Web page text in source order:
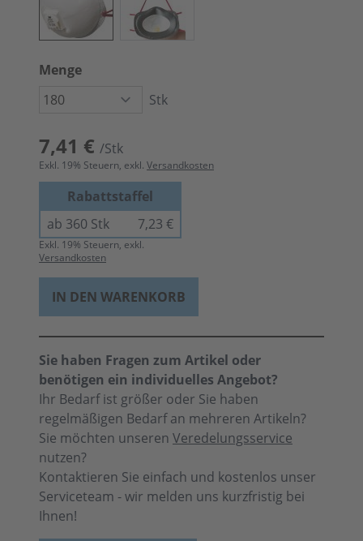
Menge
Stk
7,41 € /Stk
Exkl. 19% Steuern, exkl. Versandkosten
Rabattstaffel
ab 360 Stk
7,23 €
Exkl. 19% Steuern, exkl.
Versandkosten
IN DEN WARENKORB
Sie haben Fragen zum Artikel oder
benötigen ein individuelles Angebot?
Ihr Bedarf ist größer oder Sie haben
regelmäßigen Bedarf an mehreren Artikeln?
Sie möchten unseren Veredelungsservice
nutzen?
Kontaktieren Sie einfach und kostenlos unser
Serviceteam - wir melden uns kurzfristig bei
Ihnen!